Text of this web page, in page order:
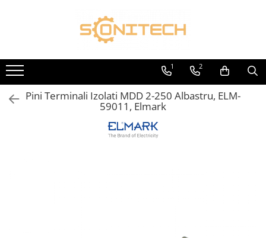
Toate Produsele
FOTOVOLTAICE
Acumulatori
ATS / Comutatoare Transfer
1 2
Pini Terminali Izolati MDD 2-250 Albastru, ELM-
59011, Elmark